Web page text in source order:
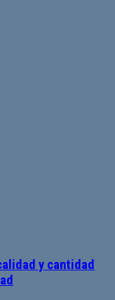
y cantidad